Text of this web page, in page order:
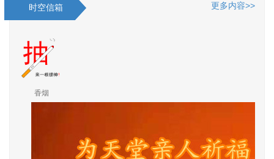
时空信箱 更多内容>>
香烟